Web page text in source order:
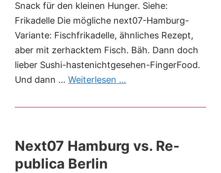
Snack für den kleinen Hunger. Siehe:
Frikadelle Die mögliche next07-Hamburg-
Variante: Fischfrikadelle, ähnliches Rezept,
aber mit zerhacktem Fisch. Bäh. Dann doch
lieber Sushi-hastenichtgesehen-FingerFood.
Und dann … Weiterlesen …
Next07 Hamburg vs. Re-
publica Berlin